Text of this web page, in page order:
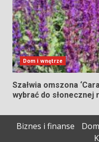
Dom i wnętrze
Szałwia omszona
wybrać do słonecznej
Biznes i finanse